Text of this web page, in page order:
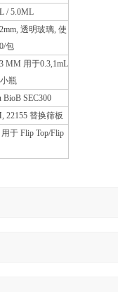
/ 5.0ML
透明玻璃, 使
包
MM 用于0.3,1mL
瓶
BioB SEC300
22155 替换筛板
于 Flip Top/Flip